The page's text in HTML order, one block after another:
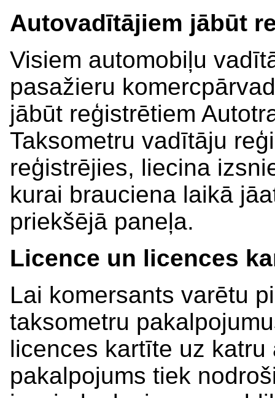
Autovadītājiem jābūt
Visiem automobiļu
pasažieru
jābūt reģistrētiem
Taksometru vadītāju
reģistrējies, liecina
kurai brauciena laikā
priekšējā paneļa.
Licence un licences
Lai komersants varētu
taksometru
licences kartīte uz katru
pakalpojums tiek